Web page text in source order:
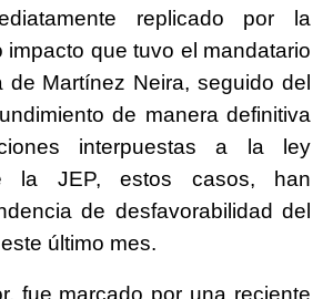
replicado por la
impacto que tuvo el mandatario
de Martínez Neira, seguido del
de manera definitiva
interpuestas a la ley
la JEP, estos casos, han
de desfavorabilidad del
último mes.